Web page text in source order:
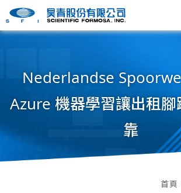
Nederlandse
Azure 機器學習讓出租
靠
首頁